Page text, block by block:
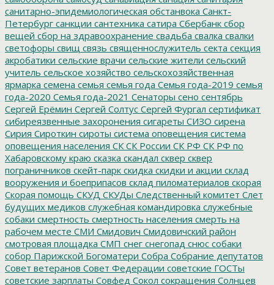
санитарно-эпидемиологическая обстанвока Санкт-
Петербург санкции сантехника сатира Сбербанк сбор
вещей сбор на здравоохранение свадьба свалка свалки
светофоры свищ связь священнослужитель секта секция
акробатики сельские врачи сельские жители сельский
учитель сельское хозяйство сельскохозяйственная
ярмарка семена семья семья года Семья года-2019 семья
года-2020 Семья года-2021 Сенаторы сено сентябрь
Сергей Ерёмин Сергей Солтус Сергей Фургал сертификат
сибиреязвенные захоронения сигареты СИЗО сирена
Сирия Сироткин сироты система оповещения система
оповещения населения СК СК России СК РФ СК РФ по
Хабаровскому краю сказка скандал сквер сквер
пограничников скейт-парк скидка скидки и акции склад
вооружения и боеприпасов склад пиломатериалов скорая
Скорая помощь СКУД СКУДы Следственный комитет Слет
будущих медиков служебная командировка служебные
собаки смертность смертность населения смерть на
рабочем месте СМИ Смидович Смидовичский район
смотровая площадка СМП снег снегопад снюс собаки
собор Парижской Богоматери Собра Собрание депутатов
Совет ветеранов Совет Федерации советские ГОСТы
советские зарплаты Совфед Сокол сокращения Солнцев